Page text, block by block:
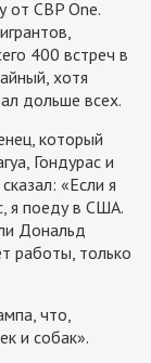
от CBP One.
400 встреч в
хотя
дольше всех.
который
Гондурас и
«Если я
я поеду в США.
Дональд
работы, только
что,
и собак».